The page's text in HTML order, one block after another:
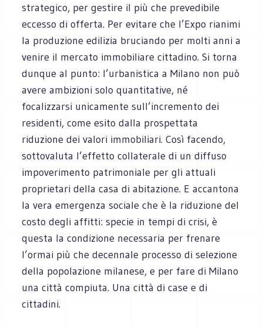
strategico, per gestire il più che prevedibile
eccesso di offerta. Per evitare che l’Expo rianimi
la produzione edilizia bruciando per molti anni a
venire il mercato immobiliare cittadino. Si torna
dunque al punto: l’urbanistica a Milano non può
avere ambizioni solo quantitative, né
focalizzarsi unicamente sull’incremento dei
residenti, come esito dalla prospettata
riduzione dei valori immobiliari. Così facendo,
sottovaluta l’effetto collaterale di un diffuso
impoverimento patrimoniale per gli attuali
proprietari della casa di abitazione. E accantona
la vera emergenza sociale che è la riduzione del
costo degli affitti: specie in tempi di crisi, è
questa la condizione necessaria per frenare
l’ormai più che decennale processo di selezione
della popolazione milanese, e per fare di Milano
una città compiuta. Una città di case e di
cittadini.